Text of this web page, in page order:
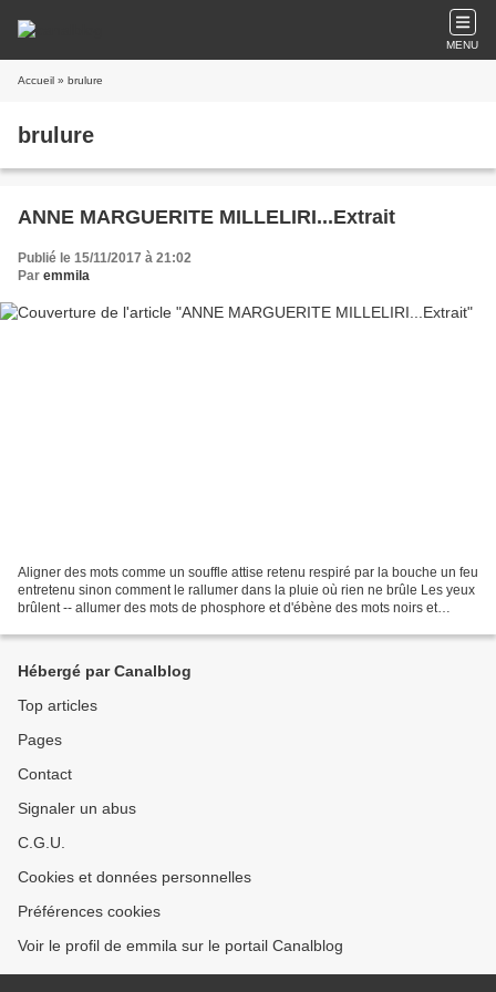
MENU
Accueil » brulure
brulure
ANNE MARGUERITE MILLELIRI...Extrait
Publié le 15/11/2017 à 21:02
Par emmila
Aligner des mots comme un souffle attise retenu respiré par la bouche un feu
entretenu sinon comment le rallumer dans la pluie où rien ne brûle Les yeux
brûlent -- allumer des mots de phosphore et d'ébène des mots noirs et
Hébergé par Canalblog
Top articles
Pages
Contact
Signaler un abus
C.G.U.
Cookies et données personnelles
Préférences cookies
Voir le profil de emmila sur le portail Canalblog